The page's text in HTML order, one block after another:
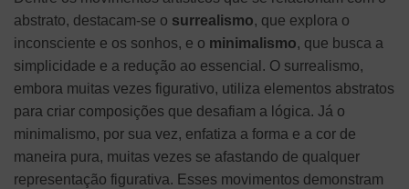
abstrato, destacam-se o surrealismo, que explora o
inconsciente e os sonhos, e o minimalismo, que busca a
simplicidade e a redução ao essencial. O surrealismo,
embora muitas vezes figurativo, utiliza elementos abstratos
para criar composições que desafiam a lógica. Já o
minimalismo, por sua vez, enfatiza a forma e a cor de
maneira pura, muitas vezes se afastando de qualquer
representação figurativa. Esses movimentos demonstram